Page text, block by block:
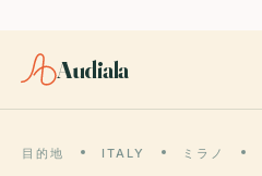
Audiala
目的地 ITALY ミラノ